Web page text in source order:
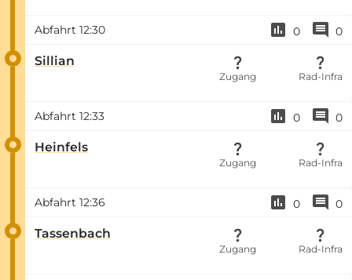
Abfahrt 12:30 0 0
Sillian
Zugang Rad-Infra
Abfahrt 12:33 0 0
Heinfels
Zugang Rad-Infra
Abfahrt 12:36 0 0
Tassenbach
Zugang Rad-Infra